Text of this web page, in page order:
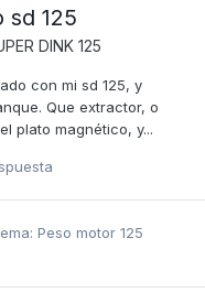
sd 125
DINK 125
con mi sd 125, y
Que extractor, o
plato magnético, y...
Peso motor 125